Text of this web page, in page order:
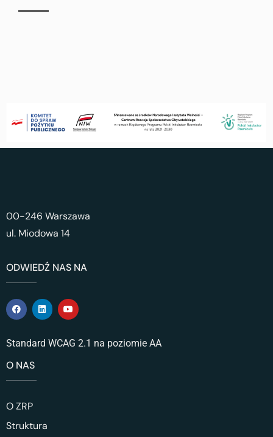
00-246 Warszawa
ul. Miodowa 14
ODWIEDŹ NAS NA
Standard WCAG 2.1 na poziomie AA
O NAS
O ZRP
Struktura